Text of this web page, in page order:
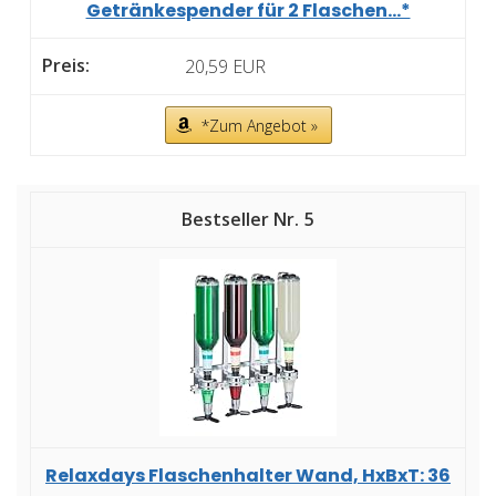
Getränkespender für 2 Flaschen...*
20,59 EUR
*Zum Angebot »
5
Relaxdays Flaschenhalter Wand, HxBxT: 36